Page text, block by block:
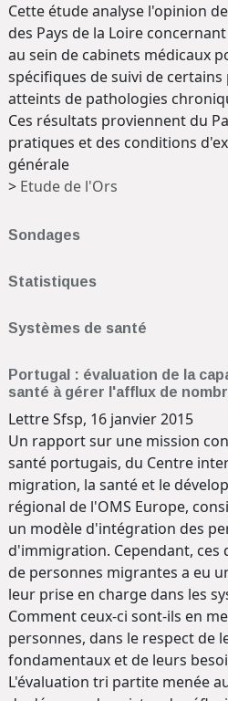
Cette étude analyse l'opinion
des Pays de la Loire
au sein de cabinets médicaux
spécifiques de suivi de
atteints de pathologies
Ces résultats proviennent du
pratiques et des conditions
générale
> Etude de l'Ors
Sondages
Statistiques
Systèmes de santé
Portugal : évaluation de la
santé à gérer l'afflux de
Lettre Sfsp, 16 janvier 2015
Un rapport sur une mission
santé portugais, du Centre
migration, la santé et le
régional de l'OMS Europe,
un modèle d'intégration des
d'immigration. Cependant, ces
de personnes migrantes a eu
leur prise en charge dans les
Comment ceux-ci sont-ils en
personnes, dans le respect de
fondamentaux et de leurs
L'évaluation tri partite menée